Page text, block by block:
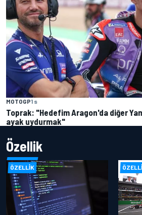
MOTOGP1 s
Toprak: "Hedefim Aragon'da diğer
ayak uydurmak"
Özellik
ÖZELLIK